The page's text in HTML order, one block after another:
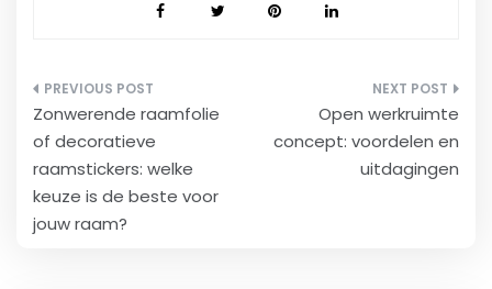
Bericht
navigatie
Zonwerende raamfolie
of decoratieve
raamstickers: welke
keuze is de beste voor
jouw raam?
Open werkruimte
concept: voordelen en
uitdagingen